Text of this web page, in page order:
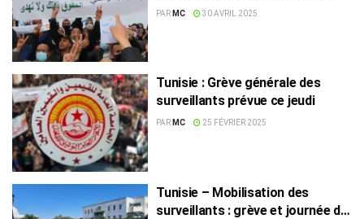
l’agression d’un collègue à
PAR MC 30 AVRIL 2025
Tunisie : Grève générale des
surveillants prévue ce jeudi
PAR MC 25 FÉVRIER 2025
Tunisie – Mobilisation des
surveillants : grève et journée de